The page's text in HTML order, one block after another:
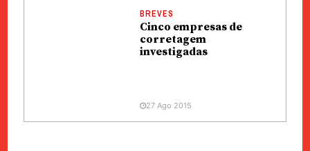
BREVES
Cinco empresas de
corretagem
investigadas
27 Ago 2015